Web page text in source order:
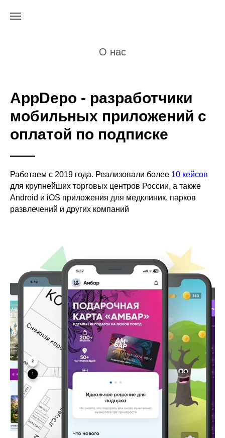
О нас
AppDepo - разработчики
мобильных приложений c
оплатой по подписке
Работаем с 2019 года. Реализовали более 10 кейсов
для крупнейших торговых центров России, а также
Android и iOS приложения для медклиник, парков
развлечений и других компаний